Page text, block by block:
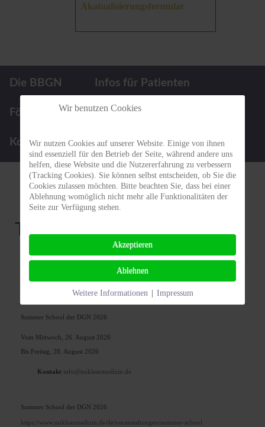
Akatualisierungsformular
Die BBGN Infos für Patienten
Förderpreis Termine
Kontakt
Termine
Nach Jahr Nach Monat
Summer School der DGN 2026
Vom Mittwoch, 26. August 2026
Bis Freitag, 28. August 2026
Kontakt info@nuklearmedizin.de
Summer School der DGN 2026
https://www.nuklearmedizin.de/de/veranstaltungen/summer-school
Wir benutzen Cookies
Wir nutzen Cookies auf unserer Website. Einige von ihnen
sind essenziell für den Betrieb der Seite, während andere uns
helfen, diese Website und die Nutzererfahrung zu verbessern
(Tracking Cookies). Sie können selbst entscheiden, ob Sie die
Cookies zulassen möchten. Bitte beachten Sie, dass bei einer
Ablehnung womöglich nicht mehr alle Funktionalitäten der
Seite zur Verfügung stehen.
Akzeptieren
Ablehnen
Weitere Informationen Impressum